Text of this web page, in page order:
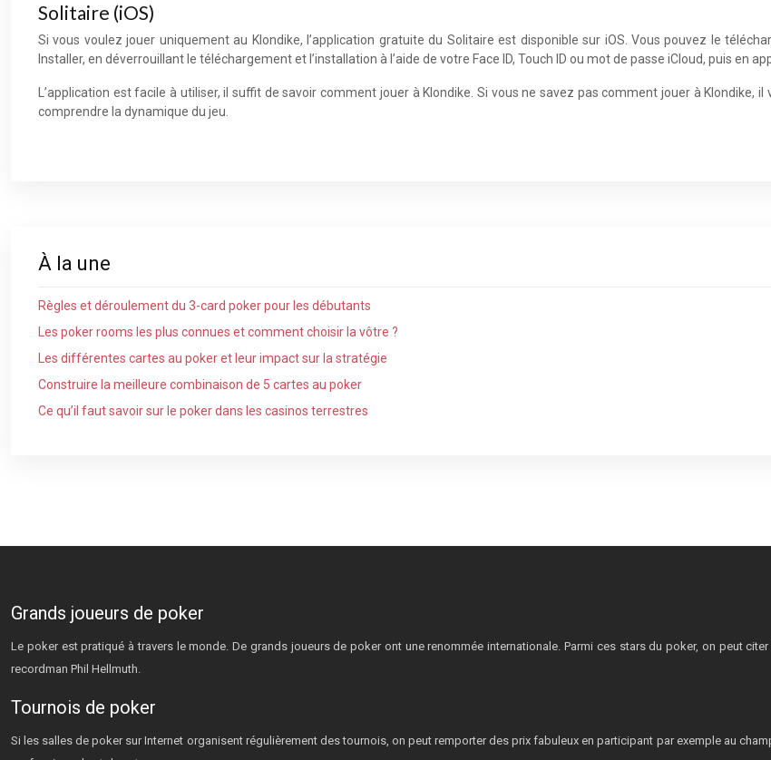
Solitaire (iOS)
Si vous voulez jouer uniquement au Klondike, l’application gratuite du Solitaire est disponible sur iOS. Vous pouvez le
Installer, en déverrouillant le téléchargement et l’installation à l’aide de votre Face ID, Touch ID ou mot de passe iCloud, puis en
L’application est facile à utiliser, il suffit de savoir comment jouer à Klondike. Si vous ne savez pas comment jouer à Klondike,
comprendre la dynamique du jeu.
À la une
Règles et déroulement du 3-card poker pour les débutants
Les poker rooms les plus connues et comment choisir la vôtre ?
Les différentes cartes au poker et leur impact sur la stratégie
Construire la meilleure combinaison de 5 cartes au poker
Ce qu’il faut savoir sur le poker dans les casinos terrestres
Grands joueurs de poker
Le poker est pratiqué à travers le monde. De grands joueurs de poker ont une renommée internationale. Parmi ces stars du poker, on peut
recordman Phil Hellmuth.
Tournois de poker
Si les salles de poker sur Internet organisent régulièrement des tournois, on peut remporter des prix fabuleux en participant par exemple au